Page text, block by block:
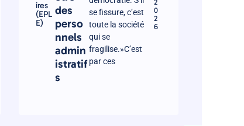
ires
(EPL
E)
des
perso
nnels
admin
istratif
s
se fissure, c’est
toute la société
qui se
fragilise.»C’est
par ces
2
0
2
6